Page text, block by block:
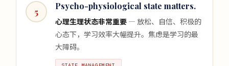
5 Psycho-physiological state matters.
心理生理状态非常重要 — 放松、自信、积极的
心态下，学习效率大幅提升。焦虑是学习的最
大障碍。